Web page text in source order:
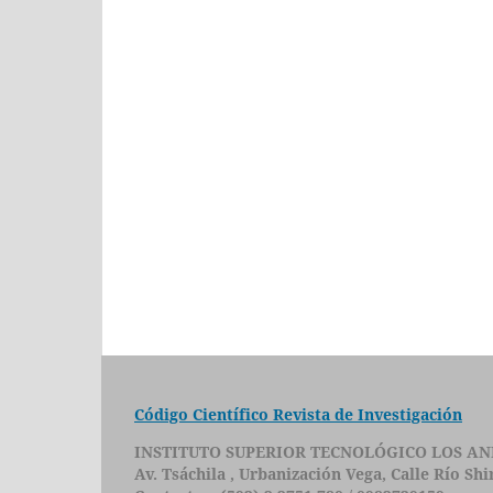
Código Científico Revista de Investigación
INSTITUTO SUPERIOR TECNOLÓGICO LOS
Av. Tsáchila , Urbanización Vega, Calle Río